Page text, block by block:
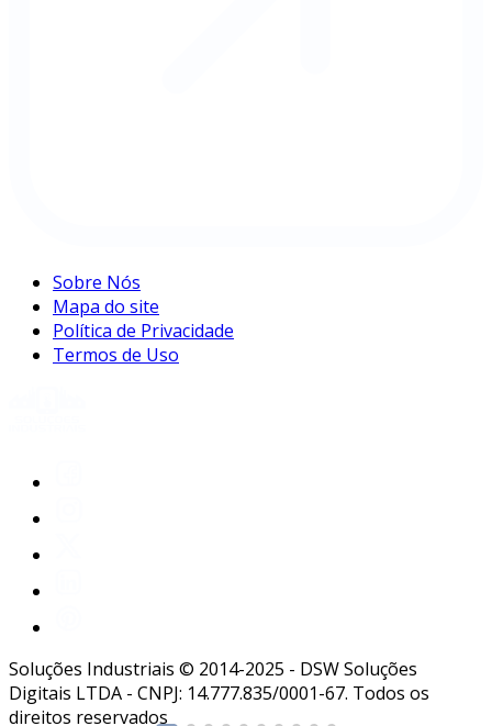
Sobre Nós
Mapa do site
Política de Privacidade
Termos de Uso
Soluções Industriais © 2014-2025 - DSW Soluções
Digitais LTDA - CNPJ: 14.777.835/0001-67. Todos os
direitos reservados